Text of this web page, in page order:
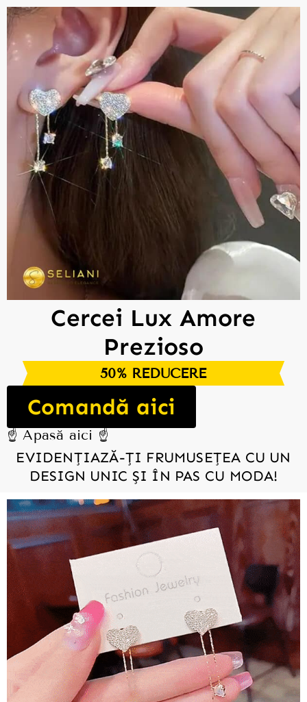
Cercei Lux Amore
Prezioso
EVIDENȚIAZĂ-ȚI FRUMUSEȚEA CU UN
DESIGN UNIC ȘI ÎN PAS CU MODA!
50% REDUCERE
Comandă aici
☝️ Apasă aici ☝️